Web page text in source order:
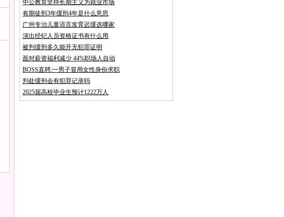
中公教育坚持长期主义为就业市场
有期徒刑3年缓刑4年是什么意思
广州专治儿童语言发育迟缓选哪家
演出经纪人员资格证书有什么用
被判缓刑多久能开无犯罪证明
面对薪资福利减少 44%职场人自动
BOSS直聘:一男子冒用女性身份求职
判处缓刑会有犯罪记录吗
2025届高校毕业生预计1222万人